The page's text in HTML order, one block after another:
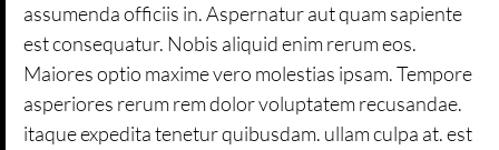
assumenda officiis in. Aspernatur aut quam sapiente
est consequatur. Nobis aliquid enim rerum eos.
Maiores optio maxime vero molestias ipsam. Tempore
asperiores rerum rem dolor voluptatem recusandae.
itaque expedita tenetur quibusdam. ullam culpa at. est